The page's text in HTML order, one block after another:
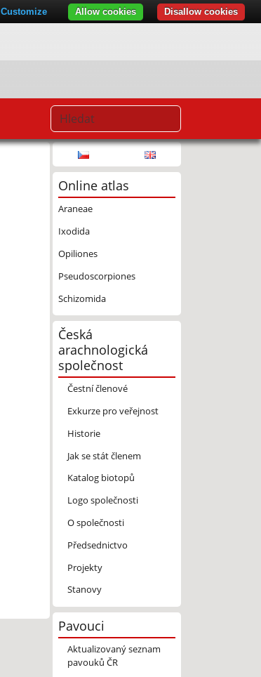
Online atlas
Araneae
Ixodida
Opiliones
Pseudoscorpiones
Schizomida
Česká
arachnologická
společnost
Čestní členové
Exkurze pro veřejnost
Historie
Jak se stát členem
Katalog biotopů
Logo společnosti
O společnosti
Předsednictvo
Projekty
Stanovy
Pavouci
Aktualizovaný seznam
pavouků ČR
Disallow cookies
Allow cookies
Customize